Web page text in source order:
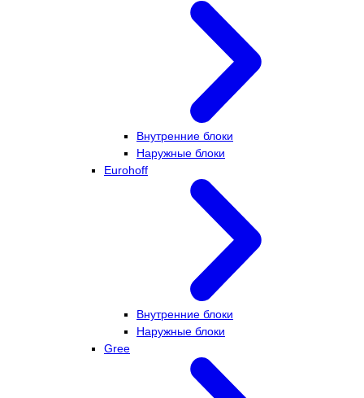
Внутренние блоки
Наружные блоки
Eurohoff
Внутренние блоки
Наружные блоки
Gree